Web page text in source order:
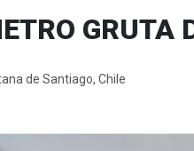
GRUTA
de Santiago, Chile